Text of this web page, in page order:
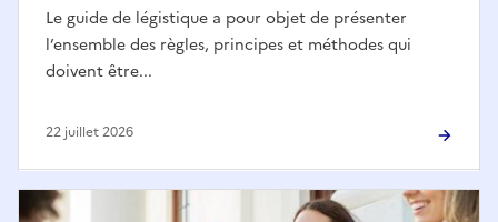
Le guide de légistique a pour objet de présenter
l’ensemble des règles, principes et méthodes qui
doivent être...
22 juillet 2026